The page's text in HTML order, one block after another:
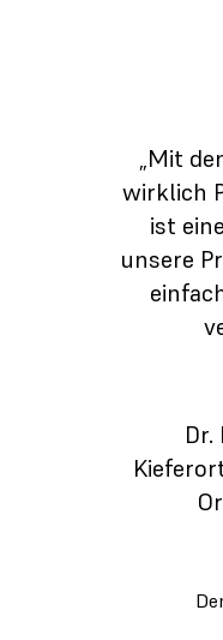
„Mit
wirklich
ist
unsere